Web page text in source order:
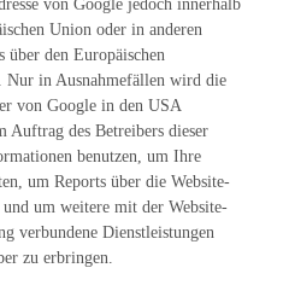
von Google jedoch innerhalb
Union oder in anderen
über den Europäischen
Nur in Ausnahmefällen wird die
von Google in den USA
Auftrag des Betreibers dieser
benutzen, um Ihre
um Reports über die Website-
um weitere mit der Website-
verbundene Dienstleistungen
zu erbringen.